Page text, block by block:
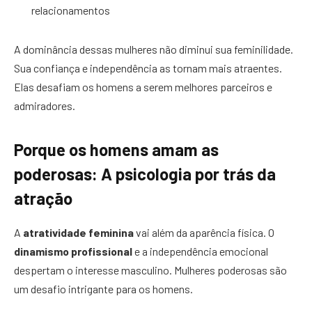
relacionamentos
A dominância dessas mulheres não diminui sua feminilidade.
Sua confiança e independência as tornam mais atraentes.
Elas desafiam os homens a serem melhores parceiros e
admiradores.
Porque os homens amam as
poderosas: A psicologia por trás da
atração
A atratividade femininavai além da aparência física. O
dinamismo profissionale a independência emocional
despertam o interesse masculino. Mulheres poderosas são
um desafio intrigante para os homens.